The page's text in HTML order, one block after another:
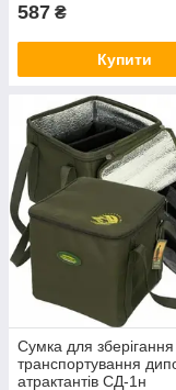
587 ₴
Купити
Сумка для зберігання
транспортування
атрактантів СД-1н